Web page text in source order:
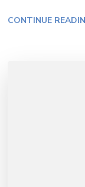
CONTINUE